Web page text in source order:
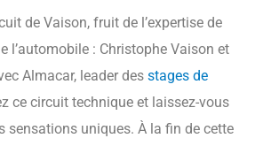
de Vaison, fruit de l’expertise de
l’automobile : Christophe Vaison et
Almacar, leader des stages de
ce circuit technique et laissez-vous
sensations uniques. À la fin de cette